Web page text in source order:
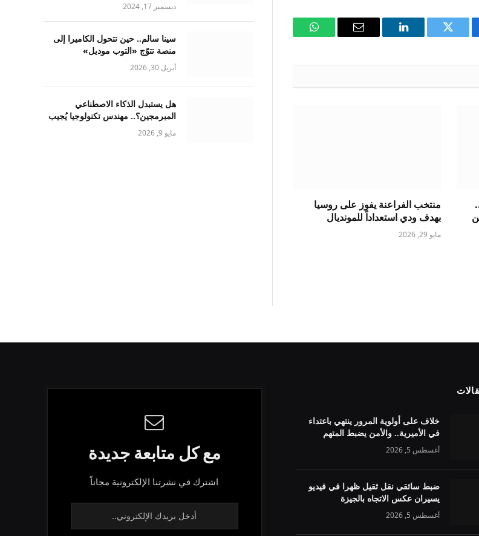
تويتر لينكدإن
البريد
واتساب
منتخب الفراعنة يفوز على روسيا
بهدف ودي استعداداً للمونديال
مايو 29, 2026
ديسمبر 17, 2024
سينا سالم.. حين تتحول الكاميرا إلى
منصة تتوّج «التوب موديل»
أبريل 30, 2026
هل يستبدل الذكاء الاصطناعي
المبرمجين؟.. مهندس تكنولوجيا يُجيب
مايو 9, 2026
خلاف على أولوية المرور ينتهي باعتداء
في الأميرية.. والأمن يضبط المتهم
أغسطس 5, 2026
ضبط سائقي نقل ثقيل ظهرا في فيديو
يسيران عكس الاتجاه بالجيزة
أغسطس 5, 2026
مع كل متابعة جديدة
اشترك في نشرتنا الإلكترونية مجاناً